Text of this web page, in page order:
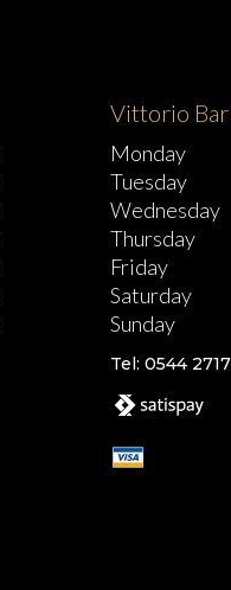
Vittorio
Monday
Tuesday
Wednesday
Thursday
Friday
Saturday
Sunday
Tel: 0544